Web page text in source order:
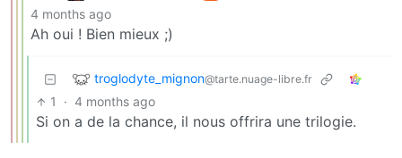
4 months ago
Ah oui ! Bien mieux ;)
troglodyte_mignon@tarte.nuage-libre.fr
1 · 4 months ago
Si on a de la chance, il nous offrira une trilogie.